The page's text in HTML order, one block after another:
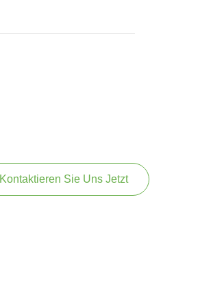
Kontaktieren Sie Uns Jetzt